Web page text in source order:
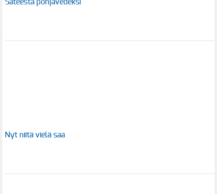
Sateesta pohjavedeksi
Nyt niitä vielä saa